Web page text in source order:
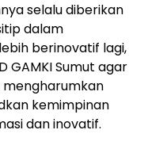
selalu diberikan
dalam
berinovatif lagi,
GAMKI Sumut agar
mengharumkan
kemimpinan
dan inovatif.